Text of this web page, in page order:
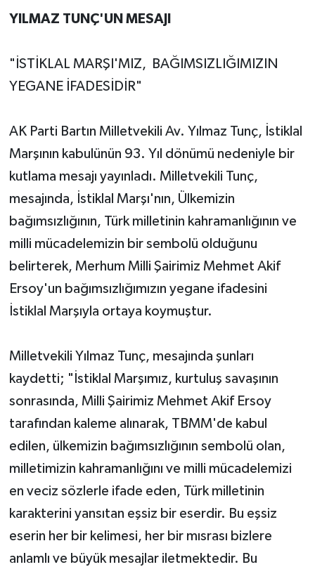
YILMAZ TUNÇ'UN MESAJI
"İSTİKLAL MARŞI'MIZ, BAĞIMSIZLIĞIMIZIN
YEGANE İFADESİDİR"
AK Parti Bartın Milletvekili Av. Yılmaz Tunç, İstiklal
Marşının kabulünün 93. Yıl dönümü nedeniyle bir
kutlama mesajı yayınladı. Milletvekili Tunç,
mesajında, İstiklal Marşı'nın, Ülkemizin
bağımsızlığının, Türk milletinin kahramanlığının ve
milli mücadelemizin bir sembolü olduğunu
belirterek, Merhum Milli Şairimiz Mehmet Akif
Ersoy'un bağımsızlığımızın yegane ifadesini
İstiklal Marşıyla ortaya koymuştur.
Milletvekili Yılmaz Tunç, mesajında şunları
kaydetti; "İstiklal Marşımız, kurtuluş savaşının
sonrasında, Milli Şairimiz Mehmet Akif Ersoy
tarafından kaleme alınarak, TBMM'de kabul
edilen, ülkemizin bağımsızlığının sembolü olan,
milletimizin kahramanlığını ve milli mücadelemizi
en veciz sözlerle ifade eden, Türk milletinin
karakterini yansıtan eşsiz bir eserdir. Bu eşsiz
eserin her bir kelimesi, her bir mısrası bizlere
anlamlı ve büyük mesajlar iletmektedir. Bu